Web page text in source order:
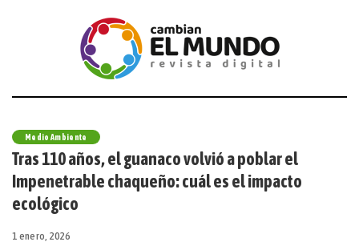
Medio Ambiente
Tras 110 años, el guanaco volvió a poblar el
Impenetrable chaqueño: cuál es el impacto
ecológico
1 enero, 2026